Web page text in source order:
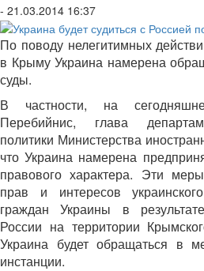
- 21.03.2014 16:37
По поводу нелегитимных
в Крыму Украина намерена
суды.
В частности, на
Перебийнис, глава
политики Министерства
что Украина намерена
правового характера. Эти
прав и интересов
граждан Украины в
России на территории
Украина будет обращаться в
инстанции.